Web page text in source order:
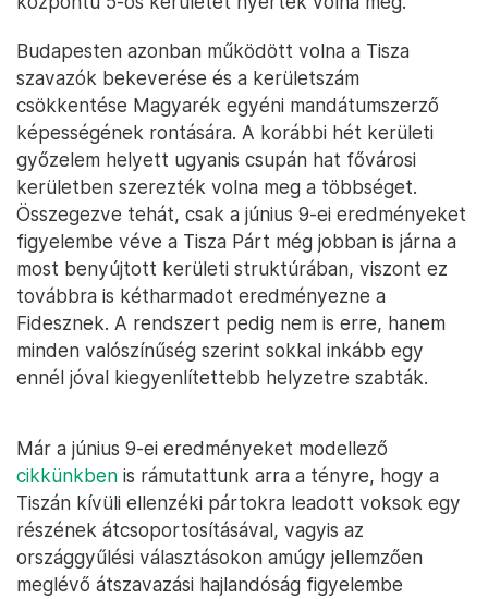
Budapesten azonban működött volna a Tisza
szavazók bekeverése és a kerületszám
csökkentése Magyarék egyéni mandátumszerző
képességének rontására. A korábbi hét kerületi
győzelem helyett ugyanis csupán hat fővárosi
kerületben szerezték volna meg a többséget.
Összegezve tehát, csak a június 9-ei eredményeket
figyelembe véve a Tisza Párt még jobban is járna a
most benyújtott kerületi struktúrában, viszont ez
továbbra is kétharmadot eredményezne a
Fidesznek. A rendszert pedig nem is erre, hanem
minden valószínűség szerint sokkal inkább egy
ennél jóval kiegyenlítettebb helyzetre szabták.
Már a június 9-ei eredményeket modellező
cikkünkben is rámutattunk arra a tényre, hogy a
Tiszán kívüli ellenzéki pártokra leadott voksok egy
részének átcsoportosításával, vagyis az
országgyűlési választásokon amúgy jellemzően
meglévő átszavazási hajlandóság figyelembe